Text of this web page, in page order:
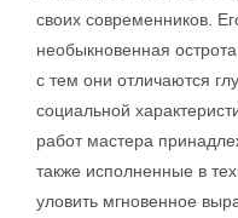
своих современников.
необыкновенная
с тем они отличаются
социальной
работ мастера
также исполненные в
уловить мгновенное